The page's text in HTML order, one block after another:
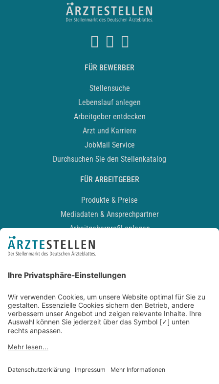
FÜR BEWERBER
Stellensuche
Lebenslauf anlegen
Arbeitgeber entdecken
Arzt und Karriere
JobMail Service
Durchsuchen Sie den Stellenkatalog
FÜR ARBEITGEBER
Produkte & Preise
Mediadaten & Ansprechpartner
Arbeitgeberprofil anlegen
Recruiting-Podcast
Kontakt
Datenschutz
Newsletter